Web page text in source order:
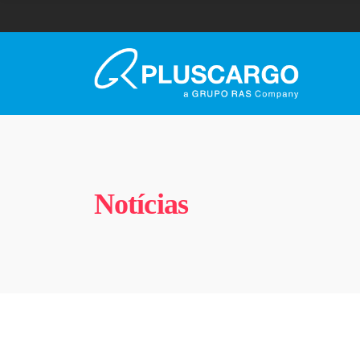
Notícias